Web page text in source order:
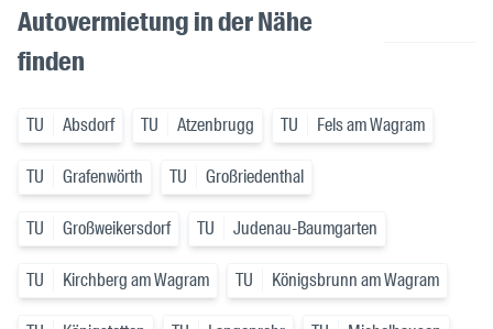
Autovermietung in der Nähe
finden
TU Absdorf TU Atzenbrugg TU Fels am Wagram
TU Grafenwörth TU Großriedenthal
TU Großweikersdorf TU Judenau-Baumgarten
TU Kirchberg am Wagram TU Königsbrunn am Wagram